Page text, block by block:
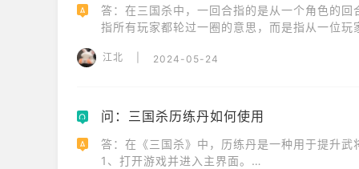
A
答：在三国杀中，一回合指的是从一个角色的
指所有玩家都轮过一圈的意思，而是指从一位
江北 2024-05-24
Q 问：三国杀历练丹如何使用
A
答：在《三国杀》中，历练丹是一种用于提升
1、打开游戏并进入主界面。